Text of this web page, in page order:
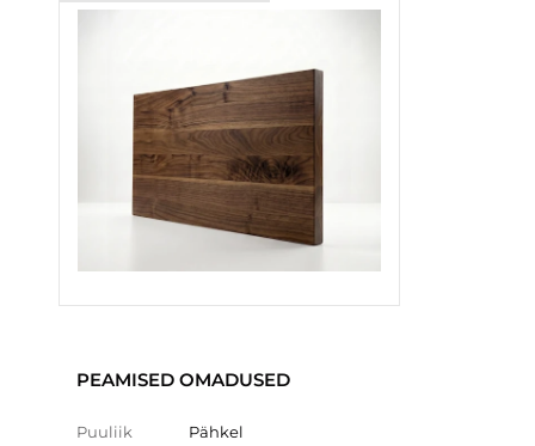
PEAMISED OMADUSED
Puuliik Pähkel